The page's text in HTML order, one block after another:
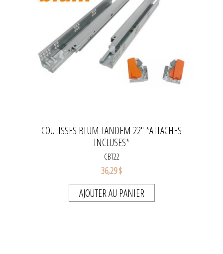
COULISSES BLUM TANDEM 22" *ATTACHES
INCLUSES*
CBT22
36,29 $
AJOUTER AU PANIER